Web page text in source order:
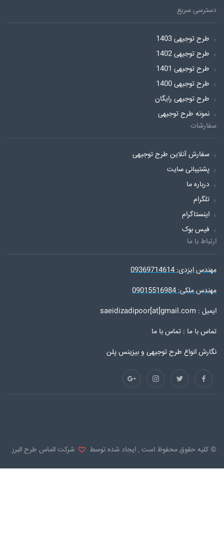
دسترسی سریع
طرح توجیهی 1403
طرح توجیهی 1402
طرح توجیهی 1401
طرح توجیهی 1400
طرح توجیهی رایگان
نمونه طرح توجیهی
سفارشات
سفارش آنلاین طرح توجیهی
پشتیبانی سایت
درباره ما
تلگرام
اینستاگرام
فیس بوک
ارتباط با ما
مهندس ایزدی: 09369714614
مهندس ملکی: 09015516984
ایمیل : saeidizadipoor[at]gmail.com
تماس با ما : تماس با ما
نگارش انواع طرح توجیهی و بیزینس پلن
© کلیه حقوق محفوظ است , ایجاد شده توسط شرکت الماس طرح البرز